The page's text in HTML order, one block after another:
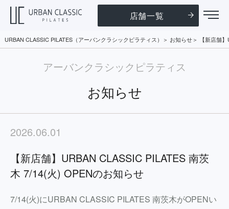
店舗一覧
URBAN CLASSIC PILATES（アーバンクラシックピラティス） お知らせ 【新店舗
アーバンクラシックピラティス
お知らせ
2026.06.01
【新店舗】URBAN CLASSIC PILATES 南茨
木 7/14(火) OPENのお知らせ
7/14(火)にURBAN CLASSIC PILATES 南茨木がOPENい